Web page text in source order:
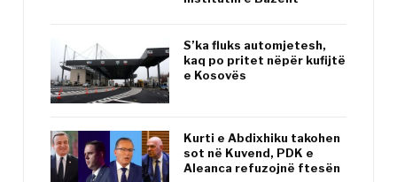
S’ka fluks automjetesh,
kaq po pritet nëpër kufijtë
e Kosovës
Kurti e Abdixhiku takohen
sot në Kuvend, PDK e
Aleanca refuzojnë ftesën